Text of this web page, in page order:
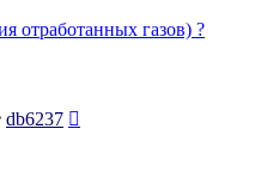
отработанных газов) ?
db6237